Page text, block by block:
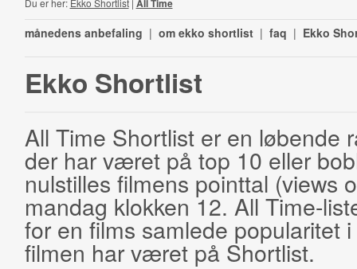
Du er her: Ekko Shortlist| All Time
månedens anbefaling | om ekko shortlist | faq | Ekko
Ekko Shortlist
All Time Shortlist er en løbende
der har været på top 10 eller
nulstilles filmens pointtal (views
mandag klokken 12. All Time-
for en films samlede popularitet
filmen har været på Shortlist.